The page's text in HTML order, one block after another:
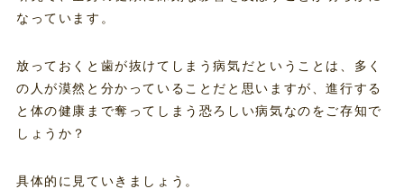
なっています。
放っておくと歯が抜けてしまう病気だということは、多く
の人が漠然と分かっていることだと思いますが、進行する
と体の健康まで奪ってしまう恐ろしい病気なのをご存知で
しょうか？
具体的に見ていきましょう。